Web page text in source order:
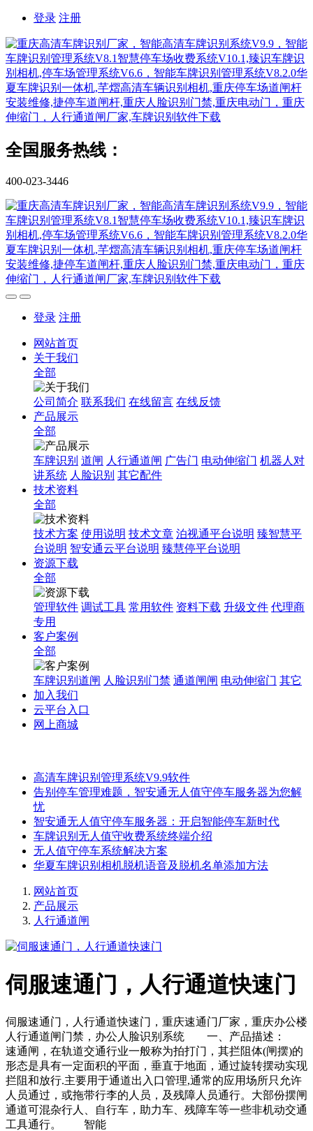
登录 注册
全国服务热线：
400-023-3446
登录 注册
网站首页
关于我们
全部
公司简介 联系我们 在线留言 在线反馈
产品展示
全部
车牌识别 道闸 人行通道闸 广告门 电动伸缩门 机器人对
讲系统 人脸识别 其它配件
技术资料
全部
技术方案 使用说明 技术文章 泊视通平台说明 臻智慧平
台说明 智安通云平台说明 臻慧停平台说明
资源下载
全部
管理软件 调试工具 常用软件 资料下载 升级文件 代理商
专用
客户案例
全部
车牌识别道闸 人脸识别门禁 通道闸闸 电动伸缩门 其它
加入我们
云平台入口
网上商城
高清车牌识别管理系统V9.9软件
告别停车管理难题，智安通无人值守停车服务器为您解
忧
智安通无人值守停车服务器：开启智能停车新时代
车牌识别无人值守收费系统终端介绍
无人值守停车系统解决方案
华夏车牌识别相机脱机语音及脱机名单添加方法
网站首页
产品展示
人行通道闸
伺服速通门，人行通道快速门
伺服速通门，人行通道快速门，重庆速通门厂家，重庆办公楼
人行通道闸门禁，办公人脸识别系统 一、产品描述：
速通闸，在轨道交通行业一般称为拍打门，其拦阻体(闸摆)的
形态是具有一定面积的平面，垂直于地面，通过旋转摆动实现
拦阻和放行.主要用于通道出入口管理,通常的应用场所只允许
人员通过，或拖带行李的人员，及残障人员通行。大部份摆闸
通道可混杂行人、自行车，助力车、残障车等一些非机动交通
工具通行。 智能